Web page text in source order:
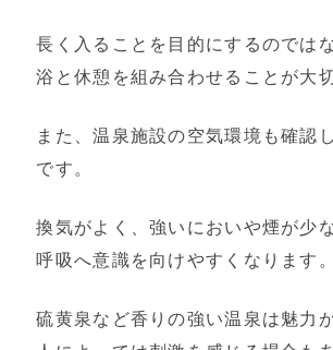
長く入ることを目的にするのでは
浴と休憩を組み合わせることが大
また、温泉施設の空気環境も確認
です。
換気がよく、強いにおいや煙が少
呼吸へ意識を向けやすくなります。
硫黄泉など香りの強い温泉は魅力